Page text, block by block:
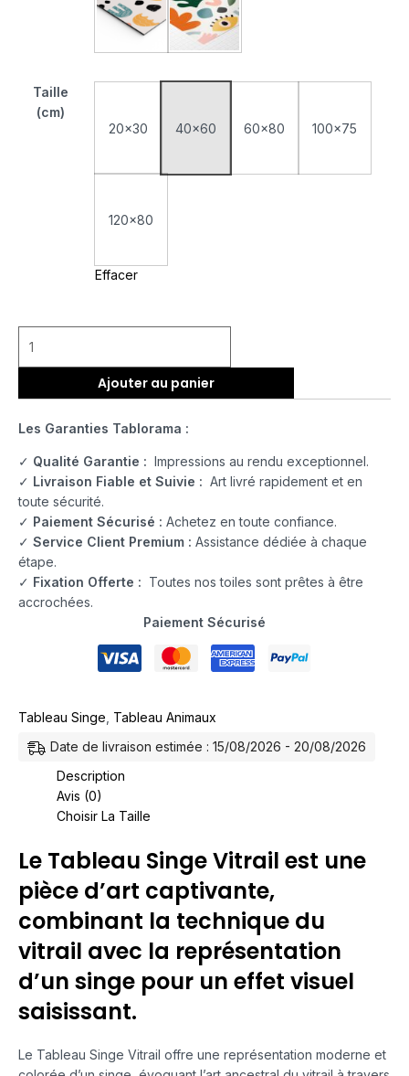
Tableau AluminiumPoster sur Papier Photo
Taille
(cm)
20x30
40x60 60x80 100x75
120x80
Effacer
Ajouter au panier
Les Garanties Tablorama :
✓ Qualité Garantie : Impressions au rendu exceptionnel.
✓ Livraison Fiable et Suivie : Art livré rapidement et en
toute sécurité.
✓ Paiement Sécurisé : Achetez en toute confiance.
✓ Service Client Premium : Assistance dédiée à chaque
étape.
✓ Fixation Offerte : Toutes nos toiles sont prêtes à être
accrochées.
Paiement Sécurisé
Tableau Singe Tableau Animaux
Date de livraison estimée : 15/08/2026 - 20/08/2026
Description
Avis (0)
Choisir La Taille
Le Tableau Singe Vitrail est une
pièce d’art captivante,
combinant la technique du
vitrail avec la représentation
d’un singe pour un effet visuel
saisissant.
Le Tableau Singe Vitrail offre une représentation moderne et